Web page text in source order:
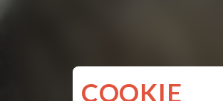
COOKIE